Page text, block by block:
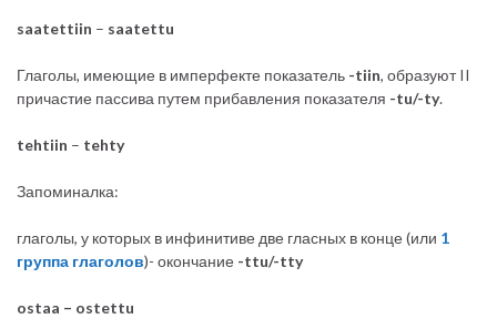
saatettiin – saatettu
Глаголы, имеющие в имперфекте показатель -tiin, образуют II
причастие пассива путем прибавления показателя -tu/-ty.
tehtiin – tehty
Запоминалка:
глаголы, у которых в инфинитиве две гласных в конце (или 1
группа глаголов)- окончание -ttu/-tty
ostaa – ostettu